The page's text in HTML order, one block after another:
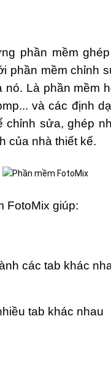
phần mềm
phần mềm chỉnh
Là phần mềm
và các định
sửa, ghép
của nhà thiết kế.
FotoMix giúp:
các tab khác
tab khác nhau